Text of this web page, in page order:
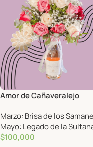
Amor de Cañaveralejo
Marzo: Brisa de los
Mayo: Legado de la
$100,000